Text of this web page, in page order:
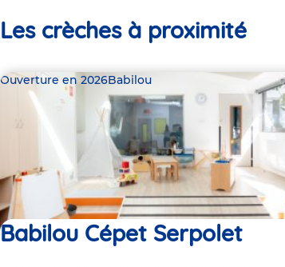
Les crèches à proximité
Ouverture en 2026Babilou
Babilou Cépet Serpolet